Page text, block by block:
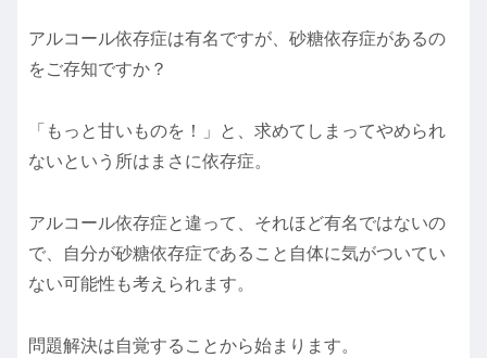
アルコール依存症は有名ですが、砂糖依存症があるの
をご存知ですか？
「もっと甘いものを！」と、求めてしまってやめられ
ないという所はまさに依存症。
アルコール依存症と違って、それほど有名ではないの
で、自分が砂糖依存症であること自体に気がついてい
ない可能性も考えられます。
問題解決は自覚することから始まります。